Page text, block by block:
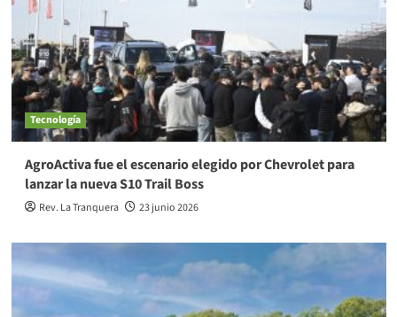
Tecnología
AgroActiva fue el escenario elegido por Chevrolet para
lanzar la nueva S10 Trail Boss
Rev. La Tranquera 23 junio 2026